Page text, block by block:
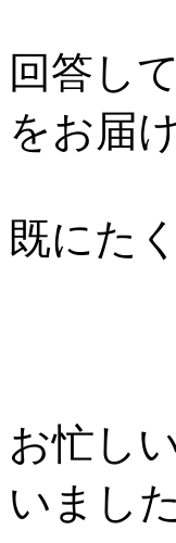
回答し
をお届
既にた
お忙し
いました